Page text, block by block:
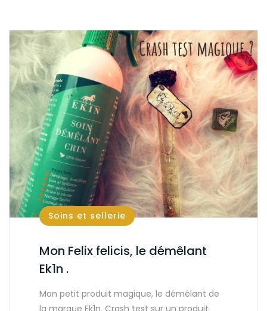
Soins et sellerie
Mon Felix felicis, le démêlant
Ek1n .
Mon petit produit magique, le démêlant de